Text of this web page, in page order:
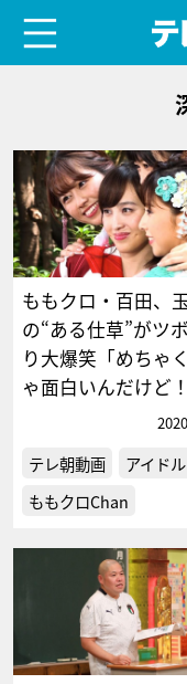
ももクロ・百田、
の“ある仕草”がツ
り大爆笑「めちゃ
ゃ面白いんだけど！
テレ朝動画
アイドル
ももクロChan